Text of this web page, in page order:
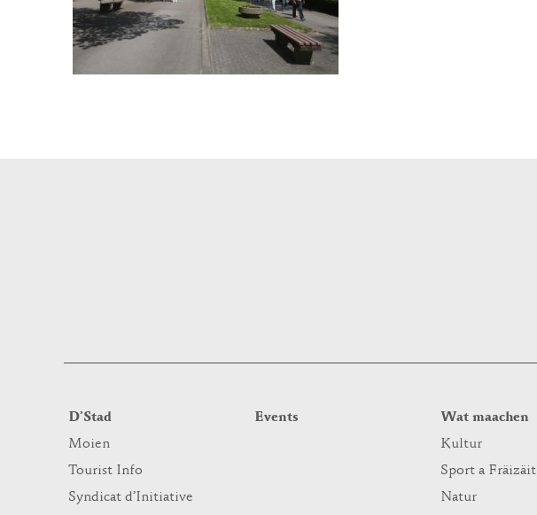
D’Stad
Moien
Tourist Info
Syndicat d’Initiative
Events
Wat maachen
Kultur
Sport a Fräizäit
Natur